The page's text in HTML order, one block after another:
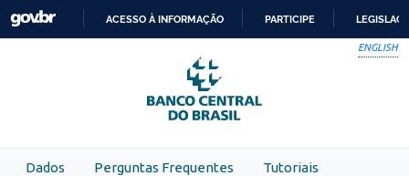
Skip to main content
PARA
O
CONTEÚDO
ACESSO À INFORMAÇÃO PARTICIPE
ENGLISH
Dados Perguntas Frequentes Tutoriais